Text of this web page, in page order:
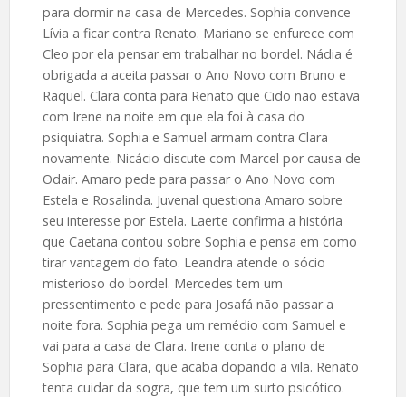
para dormir na casa de Mercedes. Sophia convence
Lívia a ficar contra Renato. Mariano se enfurece com
Cleo por ela pensar em trabalhar no bordel. Nádia é
obrigada a aceita passar o Ano Novo com Bruno e
Raquel. Clara conta para Renato que Cido não estava
com Irene na noite em que ela foi à casa do
psiquiatra. Sophia e Samuel armam contra Clara
novamente. Nicácio discute com Marcel por causa de
Odair. Amaro pede para passar o Ano Novo com
Estela e Rosalinda. Juvenal questiona Amaro sobre
seu interesse por Estela. Laerte confirma a história
que Caetana contou sobre Sophia e pensa em como
tirar vantagem do fato. Leandra atende o sócio
misterioso do bordel. Mercedes tem um
pressentimento e pede para Josafá não passar a
noite fora. Sophia pega um remédio com Samuel e
vai para a casa de Clara. Irene conta o plano de
Sophia para Clara, que acaba dopando a vilã. Renato
tenta cuidar da sogra, que tem um surto psicótico.